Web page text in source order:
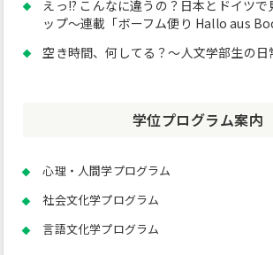
えっ!? こんなに違うの？日本とドイツ
ップ～連載「ボーフム便り Hallo aus
空き時間、何してる？～人文学部生の日
学位プログラム案内
心理・人間学プログラム
社会文化学プログラム
言語文化学プログラム